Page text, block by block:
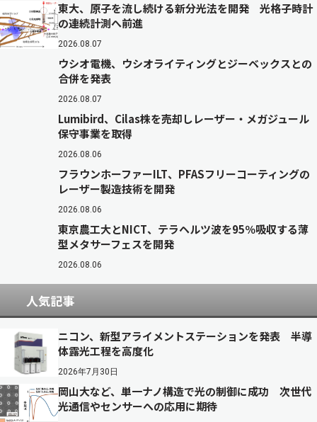
東大、原子を流し続ける新分光法を開発 光格子時計
の連続計測へ前進
2026.08.07
ウシオ電機、ウシオライティングとジーベックスとの
合併を発表
2026.08.07
Lumibird、Cilas株を売却しレーザー・メガジュール
保守事業を取得
2026.08.06
フラウンホーファーILT、PFASフリーコーティングの
レーザー製造技術を開発
2026.08.06
東京農工大とNICT、テラヘルツ波を95％吸収する薄
型メタサーフェスを開発
2026.08.06
人気記事
ニコン、新型アライメントステーションを発表 半導
体露光工程を高度化
2026年7月30日
岡山大など、単一ナノ構造で光の制御に成功 次世代
光通信やセンサーへの応用に期待